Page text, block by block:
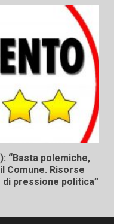
“Basta polemiche,
Comune. Risorse
pressione politica”